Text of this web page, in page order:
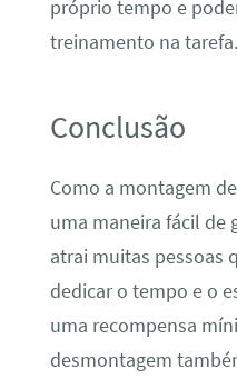
próprio tempo e
treinamento na tarefa.
Conclusão
Como a montagem
uma maneira fácil de
atrai muitas pessoas
dedicar o tempo e o
uma recompensa
desmontagem